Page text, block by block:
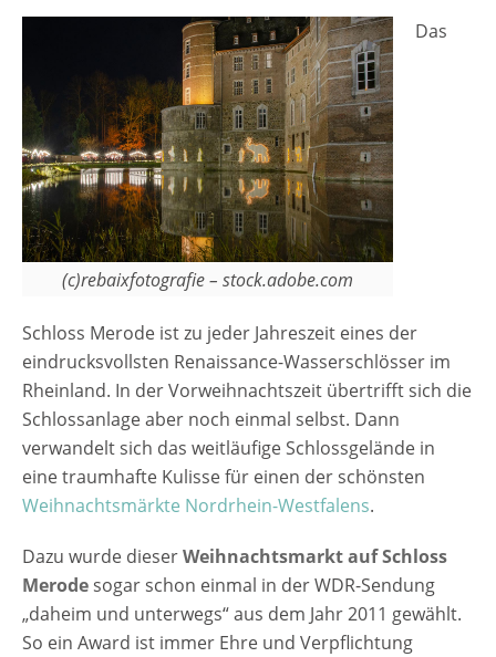
(c)rebaixfotografie – stock.adobe.com
Das
Schloss Merode ist zu jeder Jahreszeit eines der
eindrucksvollsten Renaissance-Wasserschlösser im
Rheinland. In der Vorweihnachtszeit übertrifft sich die
Schlossanlage aber noch einmal selbst. Dann
verwandelt sich das weitläufige Schlossgelände in
eine traumhafte Kulisse für einen der schönsten
Weihnachtsmärkte Nordrhein-Westfalens.
Dazu wurde dieserWeihnachtsmarkt auf Schloss
Merodesogar schon einmal in der WDR-Sendung
„daheim und unterwegs“ aus dem Jahr 2011 gewählt.
So ein Award ist immer Ehre und Verpflichtung